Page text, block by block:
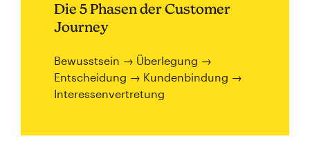
Die 5 Phasen der Customer
Journey
Bewusstsein → Überlegung →
Entscheidung → Kundenbindung →
Interessenvertretung